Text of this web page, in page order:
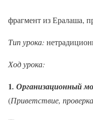
фрагмент из Ералаша,
Тип урока:
Ход урока:
1. Организационный
(Приветствие,